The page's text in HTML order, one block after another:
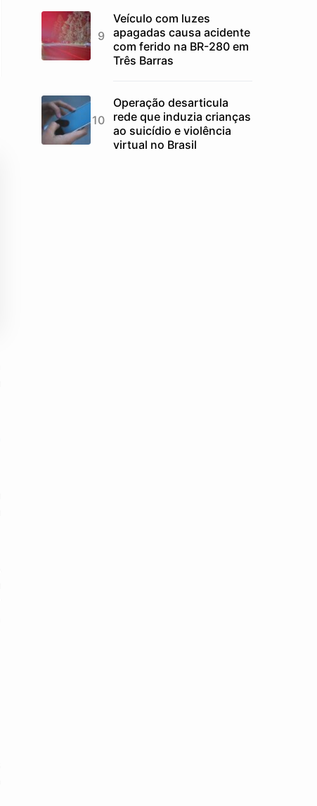
Veículo com luzes
apagadas causa acidente
com ferido na BR-280 em
Três Barras
Operação desarticula
rede que induzia crianças
ao suicídio e violência
virtual no Brasil